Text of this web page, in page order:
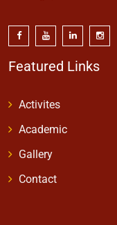
Featured Links
Activites
Academic
Gallery
Contact